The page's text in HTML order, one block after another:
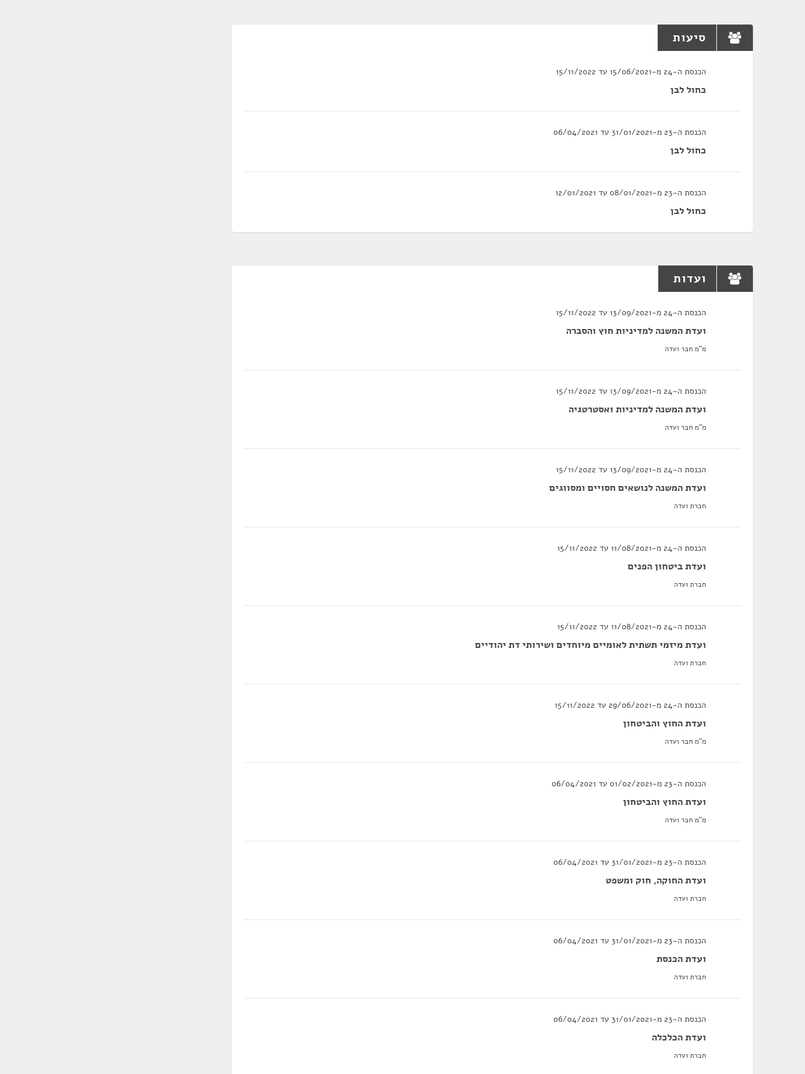
סיעות
הכנסת ה-24 מ-15/06/2021 עד 15/11/2022
כחול לבן
הכנסת ה-23 מ-31/01/2021 עד 06/04/2021
כחול לבן
הכנסת ה-23 מ-08/01/2021 עד 12/01/2021
כחול לבן
ועדות
הכנסת ה-24 מ-13/09/2021 עד 15/11/2022
ועדת המשנה למדיניות חוץ והסברה
מ"מ חבר ועדה
הכנסת ה-24 מ-13/09/2021 עד 15/11/2022
ועדת המשנה למדיניות ואסטרטגיה
מ"מ חבר ועדה
הכנסת ה-24 מ-13/09/2021 עד 15/11/2022
ועדת המשנה לנושאים חסויים ומסווגים
חברת ועדה
הכנסת ה-24 מ-11/08/2021 עד 15/11/2022
ועדת ביטחון הפנים
חברת ועדה
הכנסת ה-24 מ-11/08/2021 עד 15/11/2022
ועדת מיזמי תשתית לאומיים מיוחדים ושירותי דת יהודיים
חברת ועדה
הכנסת ה-24 מ-29/06/2021 עד 15/11/2022
ועדת החוץ והביטחון
מ"מ חבר ועדה
הכנסת ה-23 מ-01/02/2021 עד 06/04/2021
ועדת החוץ והביטחון
מ"מ חבר ועדה
הכנסת ה-23 מ-31/01/2021 עד 06/04/2021
ועדת החוקה, חוק ומשפט
חברת ועדה
הכנסת ה-23 מ-31/01/2021 עד 06/04/2021
ועדת הכנסת
חברת ועדה
הכנסת ה-23 מ-31/01/2021 עד 06/04/2021
ועדת הכלכלה
חברת ועדה